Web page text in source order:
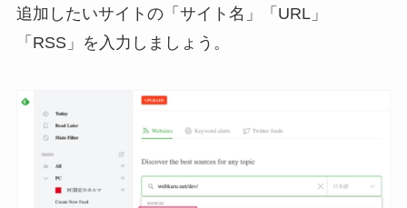
追加したいサイトの「サイト名」「URL」
「RSS」を入力しましょう。